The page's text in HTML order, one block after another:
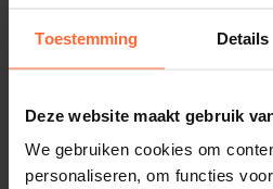
Toestemming Details
Deze website maakt gebruik
We gebruiken cookies om
personaliseren, om functies
17,80